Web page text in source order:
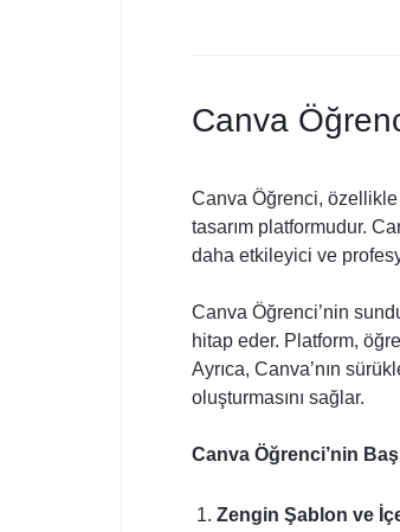
Canva
Canva Öğrenci,
tasarım platformudur.
daha etkileyici ve
Canva Öğrenci’nin
hitap eder. Platform,
Ayrıca, Canva’nın
oluşturmasını sağlar.
Canva Öğrenci’nin
Zengin Şablon ve